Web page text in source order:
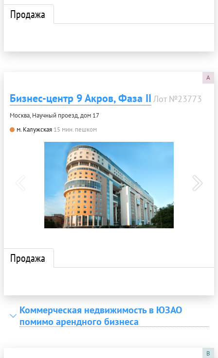
Продажа
A
Бизнес-центр 9 Акров, Фаза II Лот №23773
Москва, Научный проезд, дом 17
м. Калужская 15 мин. пешком
Продажа
Коммерческая недвижимость в ЮЗАО
помимо арендного бизнеса
B